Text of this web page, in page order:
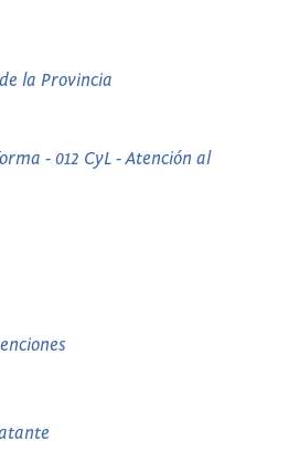
la Provincia
- 012 CyL - Atención al